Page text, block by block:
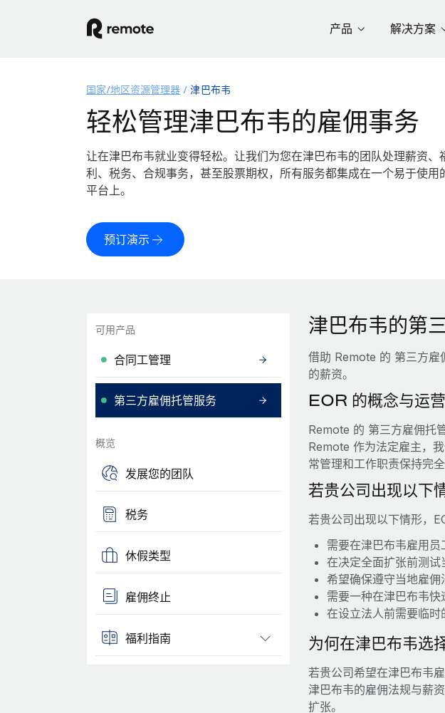
产品 解决方案
国家/地区资源管理器 津巴布韦
轻松管理津巴布韦的雇佣事务
让在津巴布韦就业变得轻松。让我们为您在津巴布韦的团队处理薪资、
利、税务、合规事务，甚至股票期权，所有服务都集成在一个易于使用
平台上。
预订演示
可用产品
合同工管理
第三方雇佣托管服务
概览
发展您的团队
税务
休假类型
雇佣终止
福利指南
津巴布韦的第
借助 Remote 的 第三方雇
的薪资。
EOR 的概念与运
Remote 的 第三方雇佣托
Remote 作为法定雇主，
常管理和工作职责保持完全
若贵公司出现以下
若贵公司出现以下情形，
需要在津巴布韦雇用
在决定全面扩张前测试
希望确保遵守当地雇佣
需要一种在津巴布韦
在设立法人前需要临时
为何在津巴布韦选
若贵公司希望在津巴布韦
津巴布韦的雇佣法规与薪
扩张。